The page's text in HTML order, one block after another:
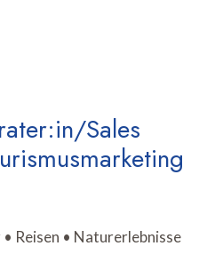
Sales
Reisen • Naturerlebnisse